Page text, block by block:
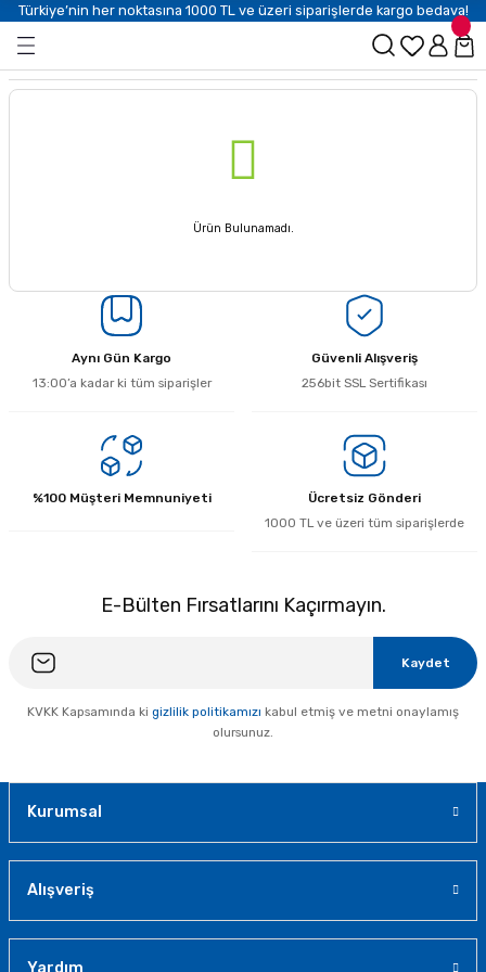
Türkiye’nin her noktasına 1000 TL ve üzeri siparişlerde kargo bedava!
Ürün Bulunamadı.
Aynı Gün Kargo
13:00’a kadar ki tüm siparişler
Güvenli Alışveriş
256bit SSL Sertifikası
%100 Müşteri Memnuniyeti
Ücretsiz Gönderi
1000 TL ve üzeri tüm siparişlerde
E-Bülten Fırsatlarını Kaçırmayın.
Kaydet
KVKK Kapsamında ki gizlilik politikamızı kabul etmiş ve metni onaylamış
olursunuz.
Kurumsal
Alışveriş
Yardım